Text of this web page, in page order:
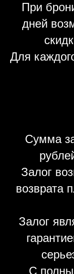
При
дней
Для
Сумма
Залог
возврата
Залог
С